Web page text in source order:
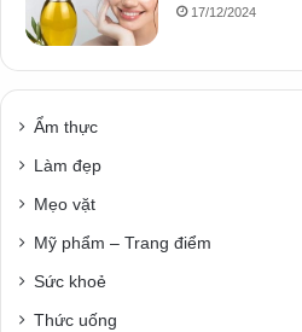
17/12/2024
Ẩm thực
Làm đẹp
Mẹo vặt
Mỹ phẩm – Trang điểm
Sức khoẻ
Thức uống